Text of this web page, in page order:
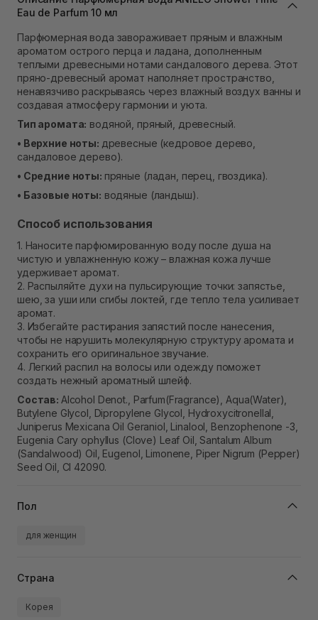
В наличии
В наличии
Самовывоз г. Ровно, ул. Кулика и Гудачека 23 (ТЦ
Экватор)
Eau de Parfum 10 мл
Парфюмерная вода завораживает пряным и влажным
ароматом острого перца и ладана, дополненным
теплыми древесными нотами сандалового дерева. Этот
пряно-древесный аромат наполняет пространство,
ненавязчиво раскрываясь через влажный воздух ванны и
создавая атмосферу гармонии и уюта.
Тип аромата: водяной, пряный, древесный.
• Верхние ноты: древесные (кедровое дерево,
сандаловое дерево).
• Средние ноты: пряные (ладан, перец, гвоздика).
• Базовые ноты: водяные (ландыш).
Способ использования
1. Наносите парфюмированную воду после душа на
чистую и увлажненную кожу – влажная кожа лучше
удерживает аромат.
2. Распыляйте духи на пульсирующие точки: запястье,
шею, за уши или сгибы локтей, где тепло тела усиливает
аромат.
3. Избегайте растирания запястий после нанесения,
чтобы не нарушить молекулярную структуру аромата и
сохранить его оригинальное звучание.
4. Легкий распил на волосы или одежду поможет
создать нежный ароматный шлейф.
Состав: Alcohol Denot., Parfum(Fragrance), Aqua(Water),
Butylene Glycol, Dipropylene Glycol, Hydroxycitronellal,
Juniperus Mexicana Oil Geraniol, Linalool, Benzophenone -3,
Eugenia Cary ophyllus (Clove) Leaf Oil, Santalum Album
(Sandalwood) Oil, Eugenol, Limonene, Piper Nigrum (Pepper)
Seed Oil, Cl 42090.
Пол
для женщин
Страна
Корея